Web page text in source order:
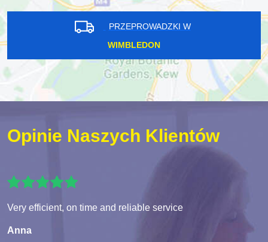
PRZEPROWADZKI W
WIMBLEDON
Opinie Naszych Klientów
Very efficient, on time and reliable service
Anna